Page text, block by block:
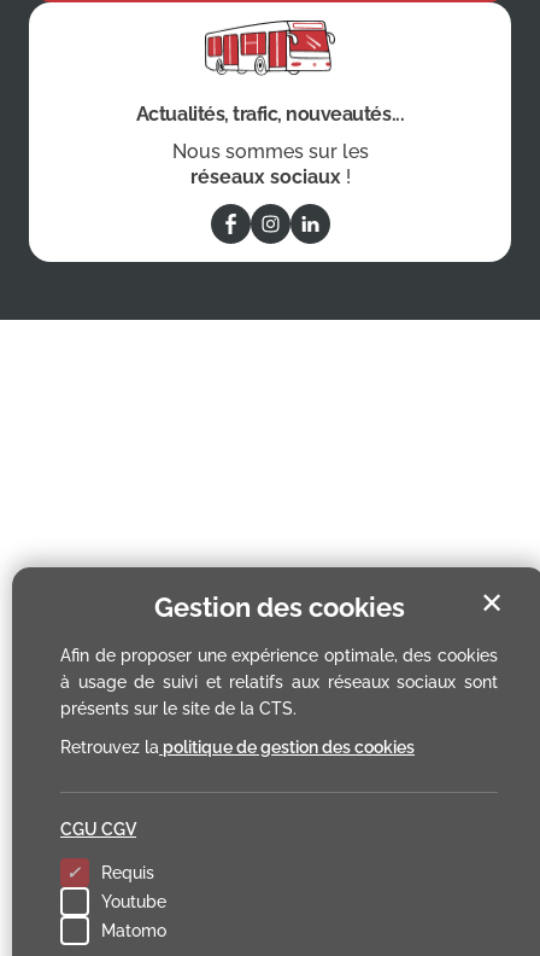
Gestion des cookies
Afin de proposer une expérience optimale, des cookies
à usage de suivi et relatifs aux réseaux sociaux sont
présents sur le site de la CTS.
Retrouvez la politique de gestion des cookies
Requis
Youtube
Matomo
✕
CGU CGV
Actualités, trafic, nouveautés...
Nous sommes sur les
réseaux sociaux !